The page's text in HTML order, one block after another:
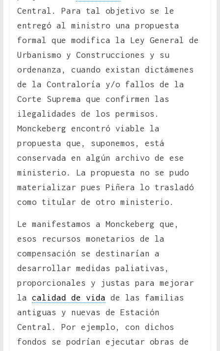
Central. Para tal objetivo se le
entregó al ministro una propuesta
formal que modifica la Ley General de
Urbanismo y Construcciones y su
ordenanza, cuando existan dictámenes
de la Contraloría y/o fallos de la
Corte Suprema que confirmen las
ilegalidades de los permisos.
Monckeberg encontró viable la
propuesta que, suponemos, está
conservada en algún archivo de ese
ministerio. La propuesta no se pudo
materializar pues Piñera lo trasladó
como titular de otro ministerio.
Le manifestamos a Monckeberg que,
esos recursos monetarios de la
compensación se destinarían a
desarrollar medidas paliativas,
proporcionales y justas para mejorar
la calidad de vida de las familias
antiguas y nuevas de Estación
Central. Por ejemplo, con dichos
fondos se podrían ejecutar obras de